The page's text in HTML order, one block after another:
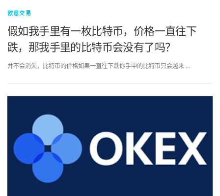
欧意交易
假如我手里有一枚比特币，价格一直往下
跌，那我手里的比特币会没有了吗？
并不会消失，比特币的价格如果一直往下跌你手中的比特币只会越来 …